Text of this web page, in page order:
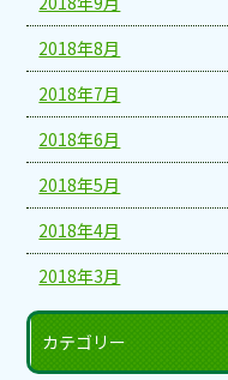
2018年8月
2018年7月
2018年6月
2018年5月
2018年4月
2018年3月
カテゴリー